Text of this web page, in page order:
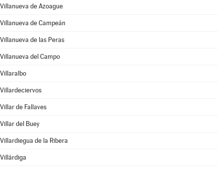
Villanueva de Azoague
Villanueva de Campeán
Villanueva de las Peras
Villanueva del Campo
Villaralbo
Villardeciervos
Villar de Fallaves
Villar del Buey
Villardiegua de la Ribera
Villárdiga